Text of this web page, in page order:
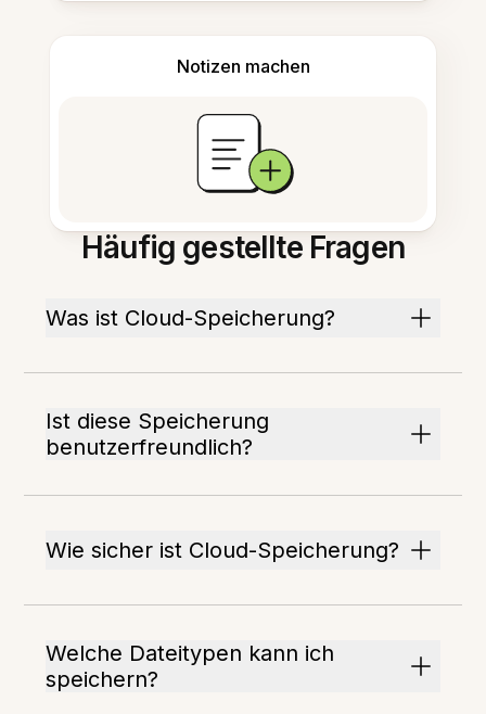
Notizen machen
Häufig gestellte Fragen
Was ist Cloud-Speicherung?
Ist diese Speicherung
benutzerfreundlich?
Wie sicher ist Cloud-Speicherung?
Welche Dateitypen kann ich
speichern?